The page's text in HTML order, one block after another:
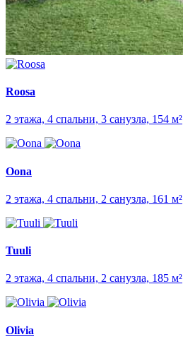
Roosa
2 этажа, 4 спальни, 3 санузла, 154 м²
Oona
2 этажа, 4 спальни, 2 санузла, 161 м²
Tuuli
2 этажа, 4 спальни, 2 санузла, 185 м²
Olivia